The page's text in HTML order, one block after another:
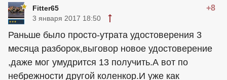
Fitter65 +8
3 января 2017 18:50
Раньше было просто-утрата удостоверения 3
месяца разборок,выговор новое удостоверение
,даже мог умудрится 13 получить.А вот по
небрежности другой коленкор.И уже как